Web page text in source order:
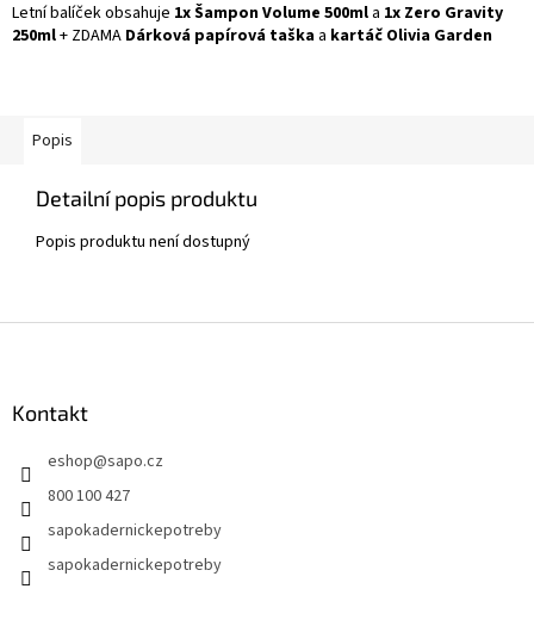
Letní balíček obsahuje 1x Šampon Volume 500ml a 1x Zero Gravity
250ml+ ZDAMA Dárková papírová taška a kartáč Olivia Garden
Popis
Detailní popis produktu
Popis produktu není dostupný
Kontakt
eshop@sapo.cz
800 100 427
sapokadernickepotreby
sapokadernickepotreby